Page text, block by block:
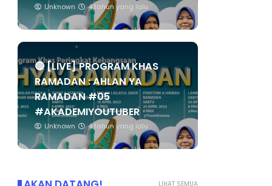
Unknown 4 tahun yang lalu
🔴 [LIVE] PROGRAM KHAS
RAMADAN : AHLAN YA
RAMADAN #05
#AKADEMIYOUTUBER
Unknown 4 tahun yang lalu
LIHAT SEMUA